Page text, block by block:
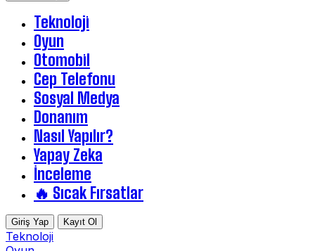
Teknoloji
Oyun
Otomobil
Cep Telefonu
Sosyal Medya
Donanım
Nasıl Yapılır?
Yapay Zeka
İnceleme
🔥 Sıcak Fırsatlar
Giriş Yap Kayıt Ol
Teknoloji